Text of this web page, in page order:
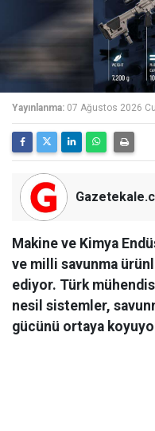
Yayınlanma: 07 Ağustos 2026
Makine ve Kimya
ve milli savunma
ediyor. Türk
nesil sistemler,
gücünü ortaya